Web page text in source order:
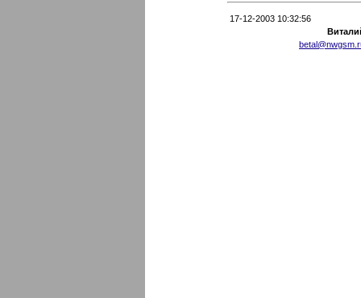
17-12-2003 10:32:56